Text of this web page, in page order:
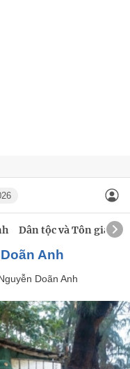
Dân tộc và Tôn giáo
Anh
Doãn Anh